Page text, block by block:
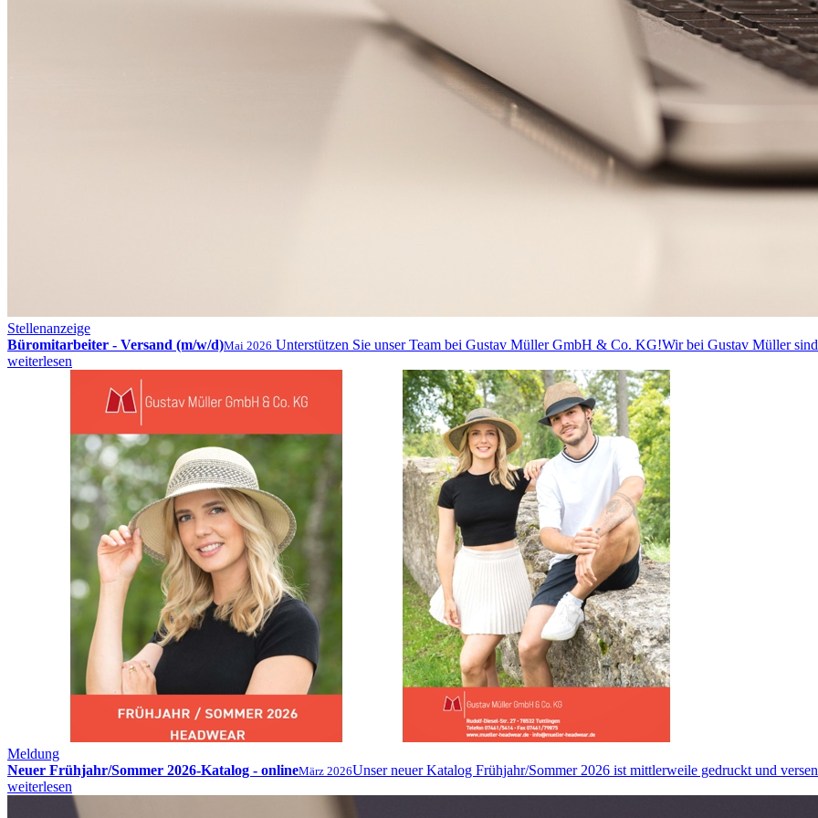
Stellenanzeige
Büromitarbeiter - Versand (m/w/d)Mai 2026 Unterstützen Sie unser Team bei Gustav Müller GmbH & Co. KG!Wir bei Gustav Müller
weiterlesen
Meldung
Neuer Frühjahr/Sommer 2026-Katalog - onlineMärz 2026Unser neuer Katalog Frühjahr/Sommer 2026 ist mittlerweile gedruckt und
weiterlesen